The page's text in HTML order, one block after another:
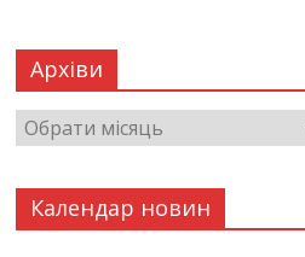
Архіви
Календар новин